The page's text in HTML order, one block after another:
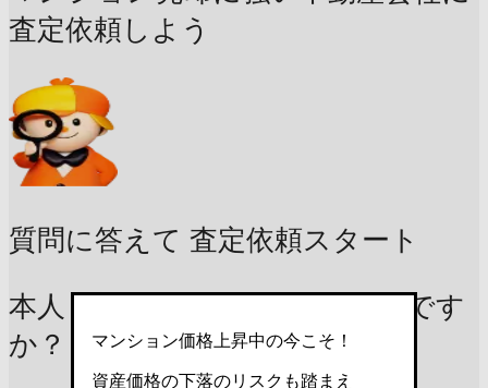
査定依頼しよう
質問に答えて 査定依頼スタート
本人 / 家族の居住用マンションです
か？
マンション価格上昇中の今こそ！
資産価格の下落のリスクも踏まえ